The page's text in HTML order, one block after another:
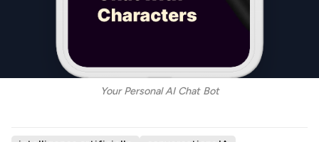
Your Personal AI Chat Bot